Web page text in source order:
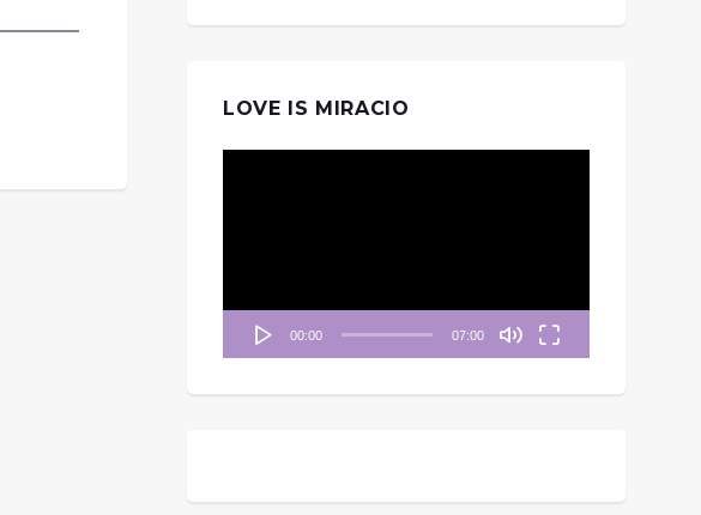
LOVE IS MIRACIO
00:00 07:00